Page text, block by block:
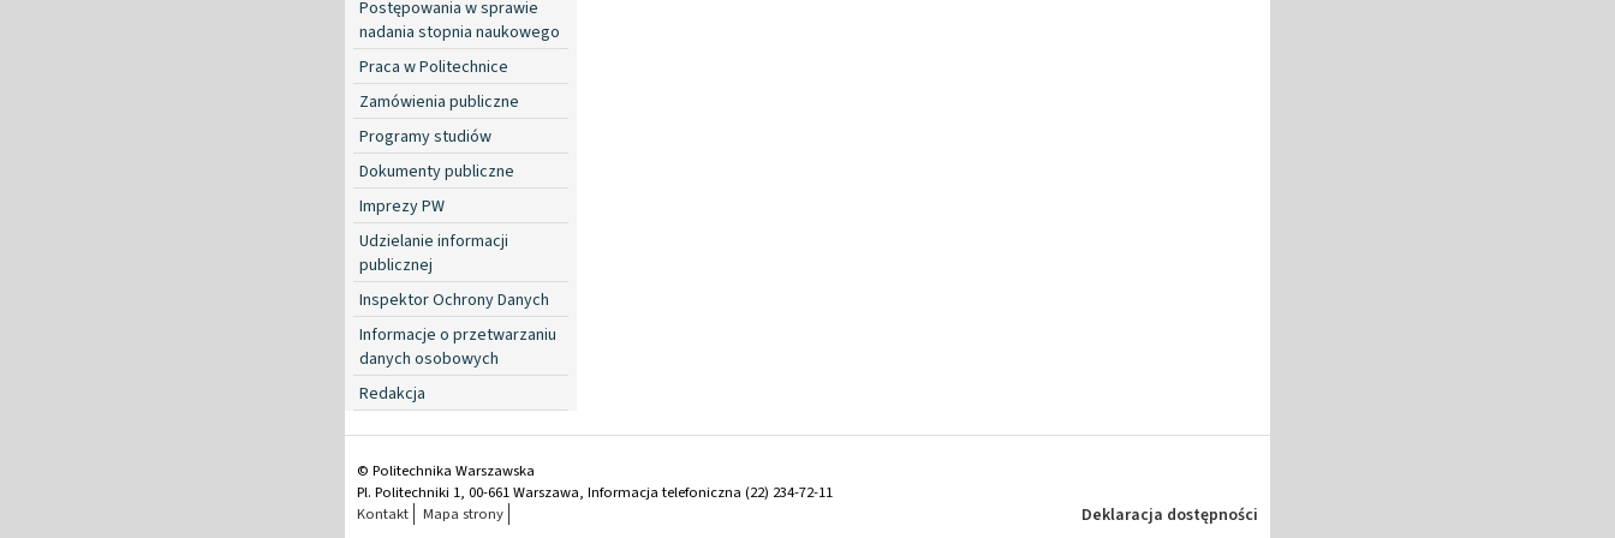
Postępowania w sprawie
nadania stopnia naukowego
Praca w Politechnice
Zamówienia publiczne
Programy studiów
Dokumenty publiczne
Imprezy PW
Udzielanie informacji
publicznej
Inspektor Ochrony Danych
Informacje o przetwarzaniu
danych osobowych
Redakcja
© Politechnika Warszawska
Pl. Politechniki 1, 00-661 Warszawa, Informacja telefoniczna (22) 234-72-11
Kontakt
Mapa strony Deklaracja dostępności